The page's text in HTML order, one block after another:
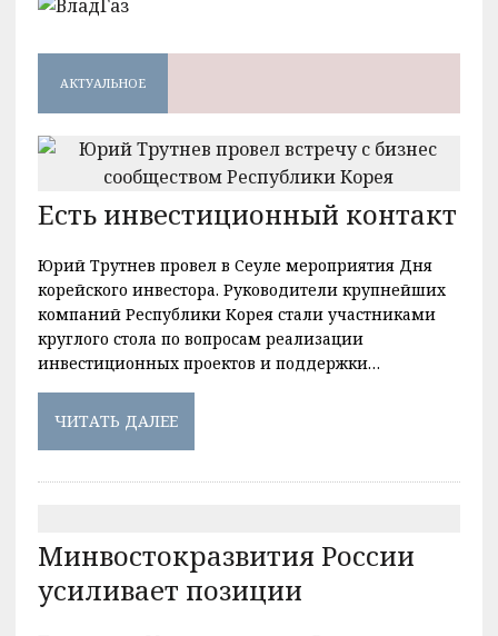
АКТУАЛЬНОЕ
Есть инвестиционный контакт
Юрий Трутнев провел в Сеуле мероприятия Дня
корейского инвестора. Руководители крупнейших
компаний Республики Корея стали участниками
круглого стола по вопросам реализации
инвестиционных проектов и поддержки…
ЧИТАТЬ ДАЛЕЕ
Минвостокразвития России
усиливает позиции